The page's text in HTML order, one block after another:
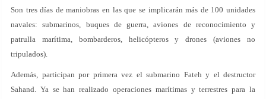
Son tres días de maniobras en las que se implicarán más de 100 unidades
navales: submarinos, buques de guerra, aviones de reconocimiento y
patrulla marítima, bombarderos, helicópteros y drones (aviones no
tripulados).
Además, participan por primera vez el submarino Fateh y el destructor
Sahand. Ya se han realizado operaciones marítimas y terrestres para la